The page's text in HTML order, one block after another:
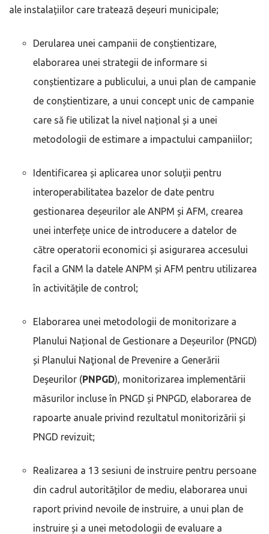
ale instalațiilor care tratează deșeuri municipale;
Derularea unei campanii de conștientizare,
elaborarea unei strategii de informare si
conștientizare a publicului, a unui plan de campanie
de conștientizare, a unui concept unic de campanie
care să fie utilizat la nivel național și a unei
metodologii de estimare a impactului campaniilor;
Identificarea și aplicarea unor soluții pentru
interoperabilitatea bazelor de date pentru
gestionarea deșeurilor ale ANPM și AFM, crearea
unei interfețe unice de introducere a datelor de
către operatorii economici și asigurarea accesului
facil a GNM la datele ANPM și AFM pentru utilizarea
în activitățile de control;
Elaborarea unei metodologii de monitorizare a
Planului Național de Gestionare a Deșeurilor (PNGD)
și Planului Naţional de Prevenire a Generării
Deşeurilor (PNPGD), monitorizarea implementării
măsurilor incluse în PNGD și PNPGD, elaborarea de
rapoarte anuale privind rezultatul monitorizării și
PNGD revizuit;
Realizarea a 13 sesiuni de instruire pentru persoane
din cadrul autorităților de mediu, elaborarea unui
raport privind nevoile de instruire, a unui plan de
instruire și a unei metodologii de evaluare a